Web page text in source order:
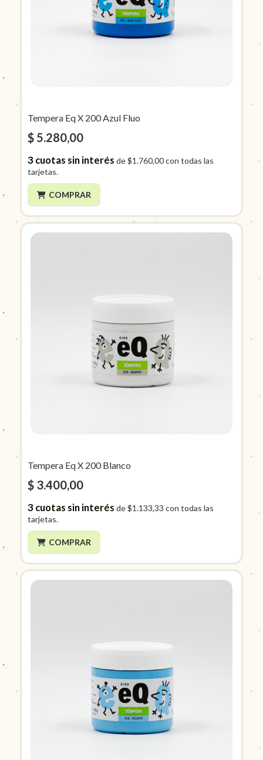
Tempera Eq X 200 Azul Fluo
$ 5.280,00
3cuotas sin interés de$1.760,00con todas las
tarjetas.
COMPRAR
Tempera Eq X 200 Blanco
$ 3.400,00
3cuotas sin interés de$1.133,33 con todas las
tarjetas.
COMPRAR